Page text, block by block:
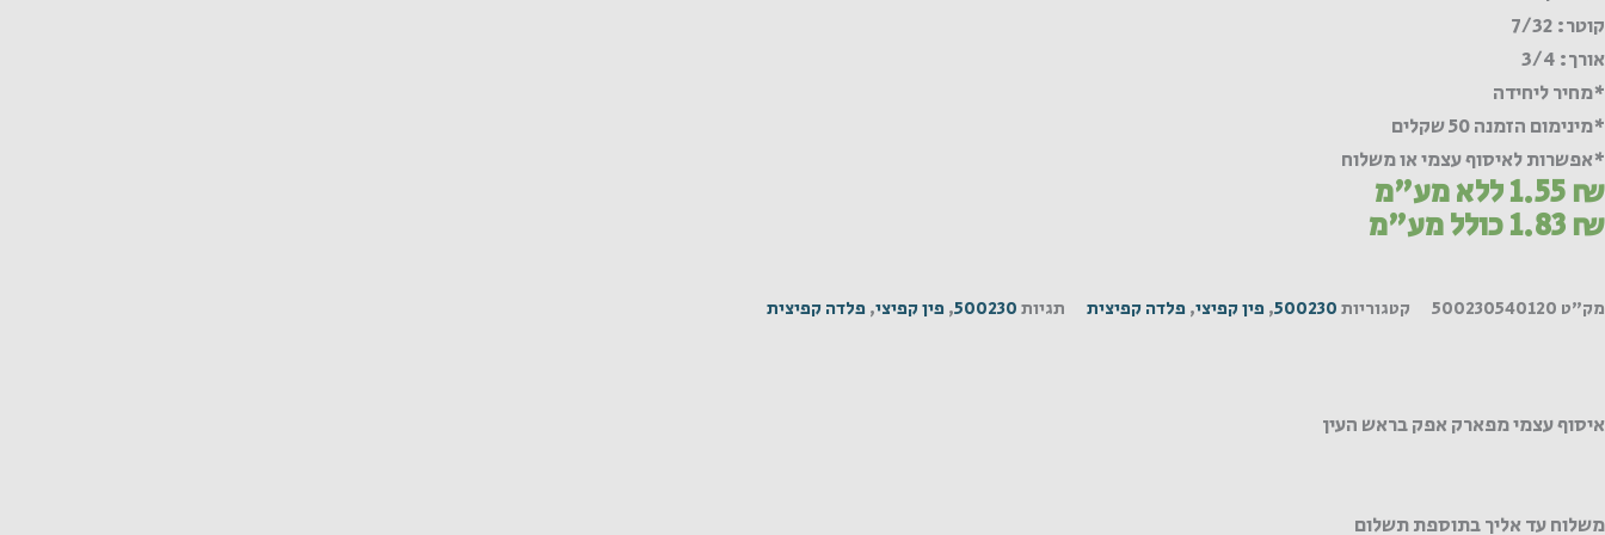
קוטר: 7/32
אורך: 3/4
*מחיר ליחידה
*מינימום הזמנה 50 שקלים
*אפשרות לאיסוף עצמי או משלוח
1.55₪ ללא מע"מ
1.83₪ כולל מע"מ
מק"ט 500230540120 קטגוריות500230
, פין קפיצי, פלדה קפיצית תגיות500230
, פין קפיצי, פלדה קפיצית
איסוף עצמי מפארק אפק בראש העין
משלוח עד אליך בתוספת תשלום